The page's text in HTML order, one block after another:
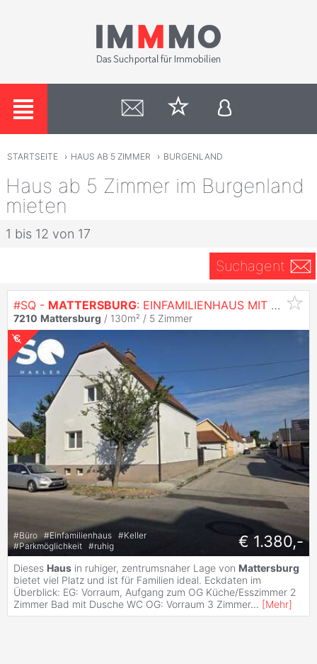
STARTSEITE › HAUS AB 5 ZIMMER › BURGENLAND
Haus ab 5 Zimmer im Burgenland
mieten
1 bis 12 von 17
Suchagent
#SQ - MATTERSBURG: EINFAMILIENHAUS MIT NEBENGEBÄUDE IN ZENTRUMSNAHER LAGE ZU
7210 Mattersburg / 130m² / 5 Zimmer
#Büro #Einfamilienhaus #Keller
#Parkmöglichkeit #ruhig € 1.380,-
Dieses Haus in ruhiger, zentrumsnaher Lage von Mattersburg
bietet viel Platz und ist für Familien ideal. Eckdaten im
Überblick: EG: Vorraum, Aufgang zum OG Küche/Esszimmer 2
Zimmer Bad mit Dusche WC OG: Vorraum 3 Zimmer... [Mehr]